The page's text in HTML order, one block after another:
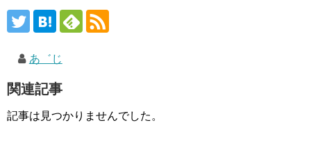
あ゛じ
関連記事
記事は見つかりませんでした。